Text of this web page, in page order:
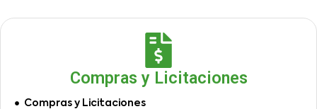
Compras y Licitaciones
Compras y Licitaciones